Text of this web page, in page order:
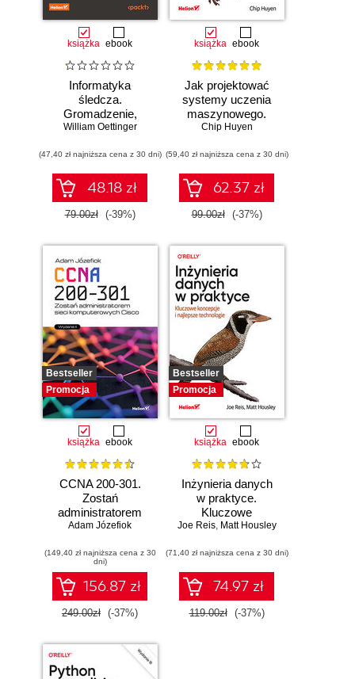
książka ebook
Informatyka
śledcza.
Gromadzenie,
analiza i
dowodów
elektronicznych dla
początkujących.
Wydanie II
William Oettinger
(47,40 zł najniższa cena z 30 dni)
48.18 zł
79.00zł (-39%)
książka ebook
Jak projektować
systemy uczenia
maszynowego.
Iteracyjne
gotowych do pracy
Chip Huyen
(59,40 zł najniższa cena z 30 dni)
62.37 zł
99.00zł (-37%)
Bestseller
Promocja
książka ebook
CCNA 200-301.
Zostań
administratorem
sieci
Cisco. Wydanie II
Adam Józefiok
(149,40 zł najniższa cena z 30
dni)
156.87 zł
249.00zł (-37%)
Bestseller
Promocja
książka ebook
Inżynieria danych
w praktyce.
Kluczowe
koncepcje i
technologie
Joe Reis, Matt Housley
(71,40 zł najniższa cena z 30 dni)
74.97 zł
119.00zł (-37%)